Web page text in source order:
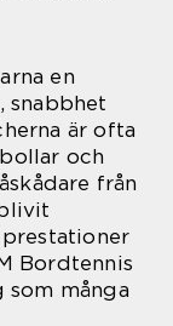
en
snabbhet
är ofta
och
från
Bordtennis
många